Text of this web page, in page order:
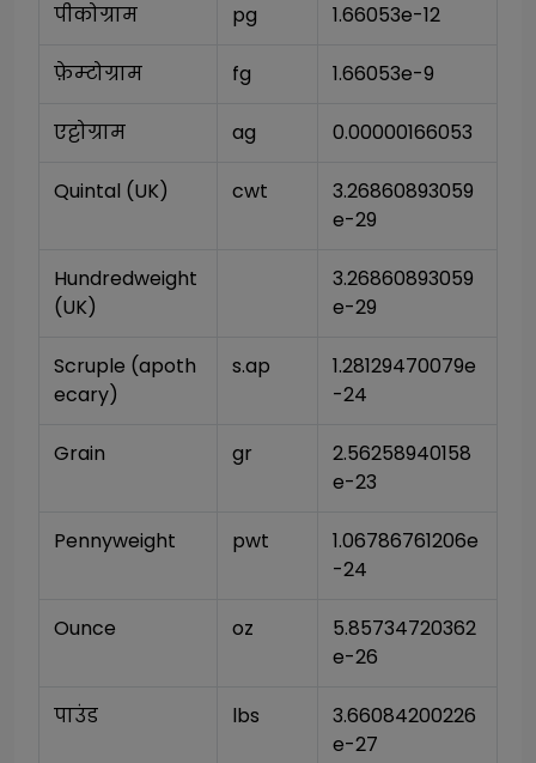
पीकोग्राम pg 1.66053e-12
फ़ेम्टोग्राम fg 1.66053e-9
एट्टोग्राम ag 0.00000166053
Quintal (UK) cwt
3.26860893059
e-29
Hundredweight
(UK)
3.26860893059
e-29
Scruple (apoth
ecary)
s.ap
1.28129470079e
-24
Grain gr
2.56258940158
e-23
Pennyweight pwt
1.06786761206e
-24
Ounce oz
5.85734720362
e-26
पाउंड lbs
3.66084200226
e-27